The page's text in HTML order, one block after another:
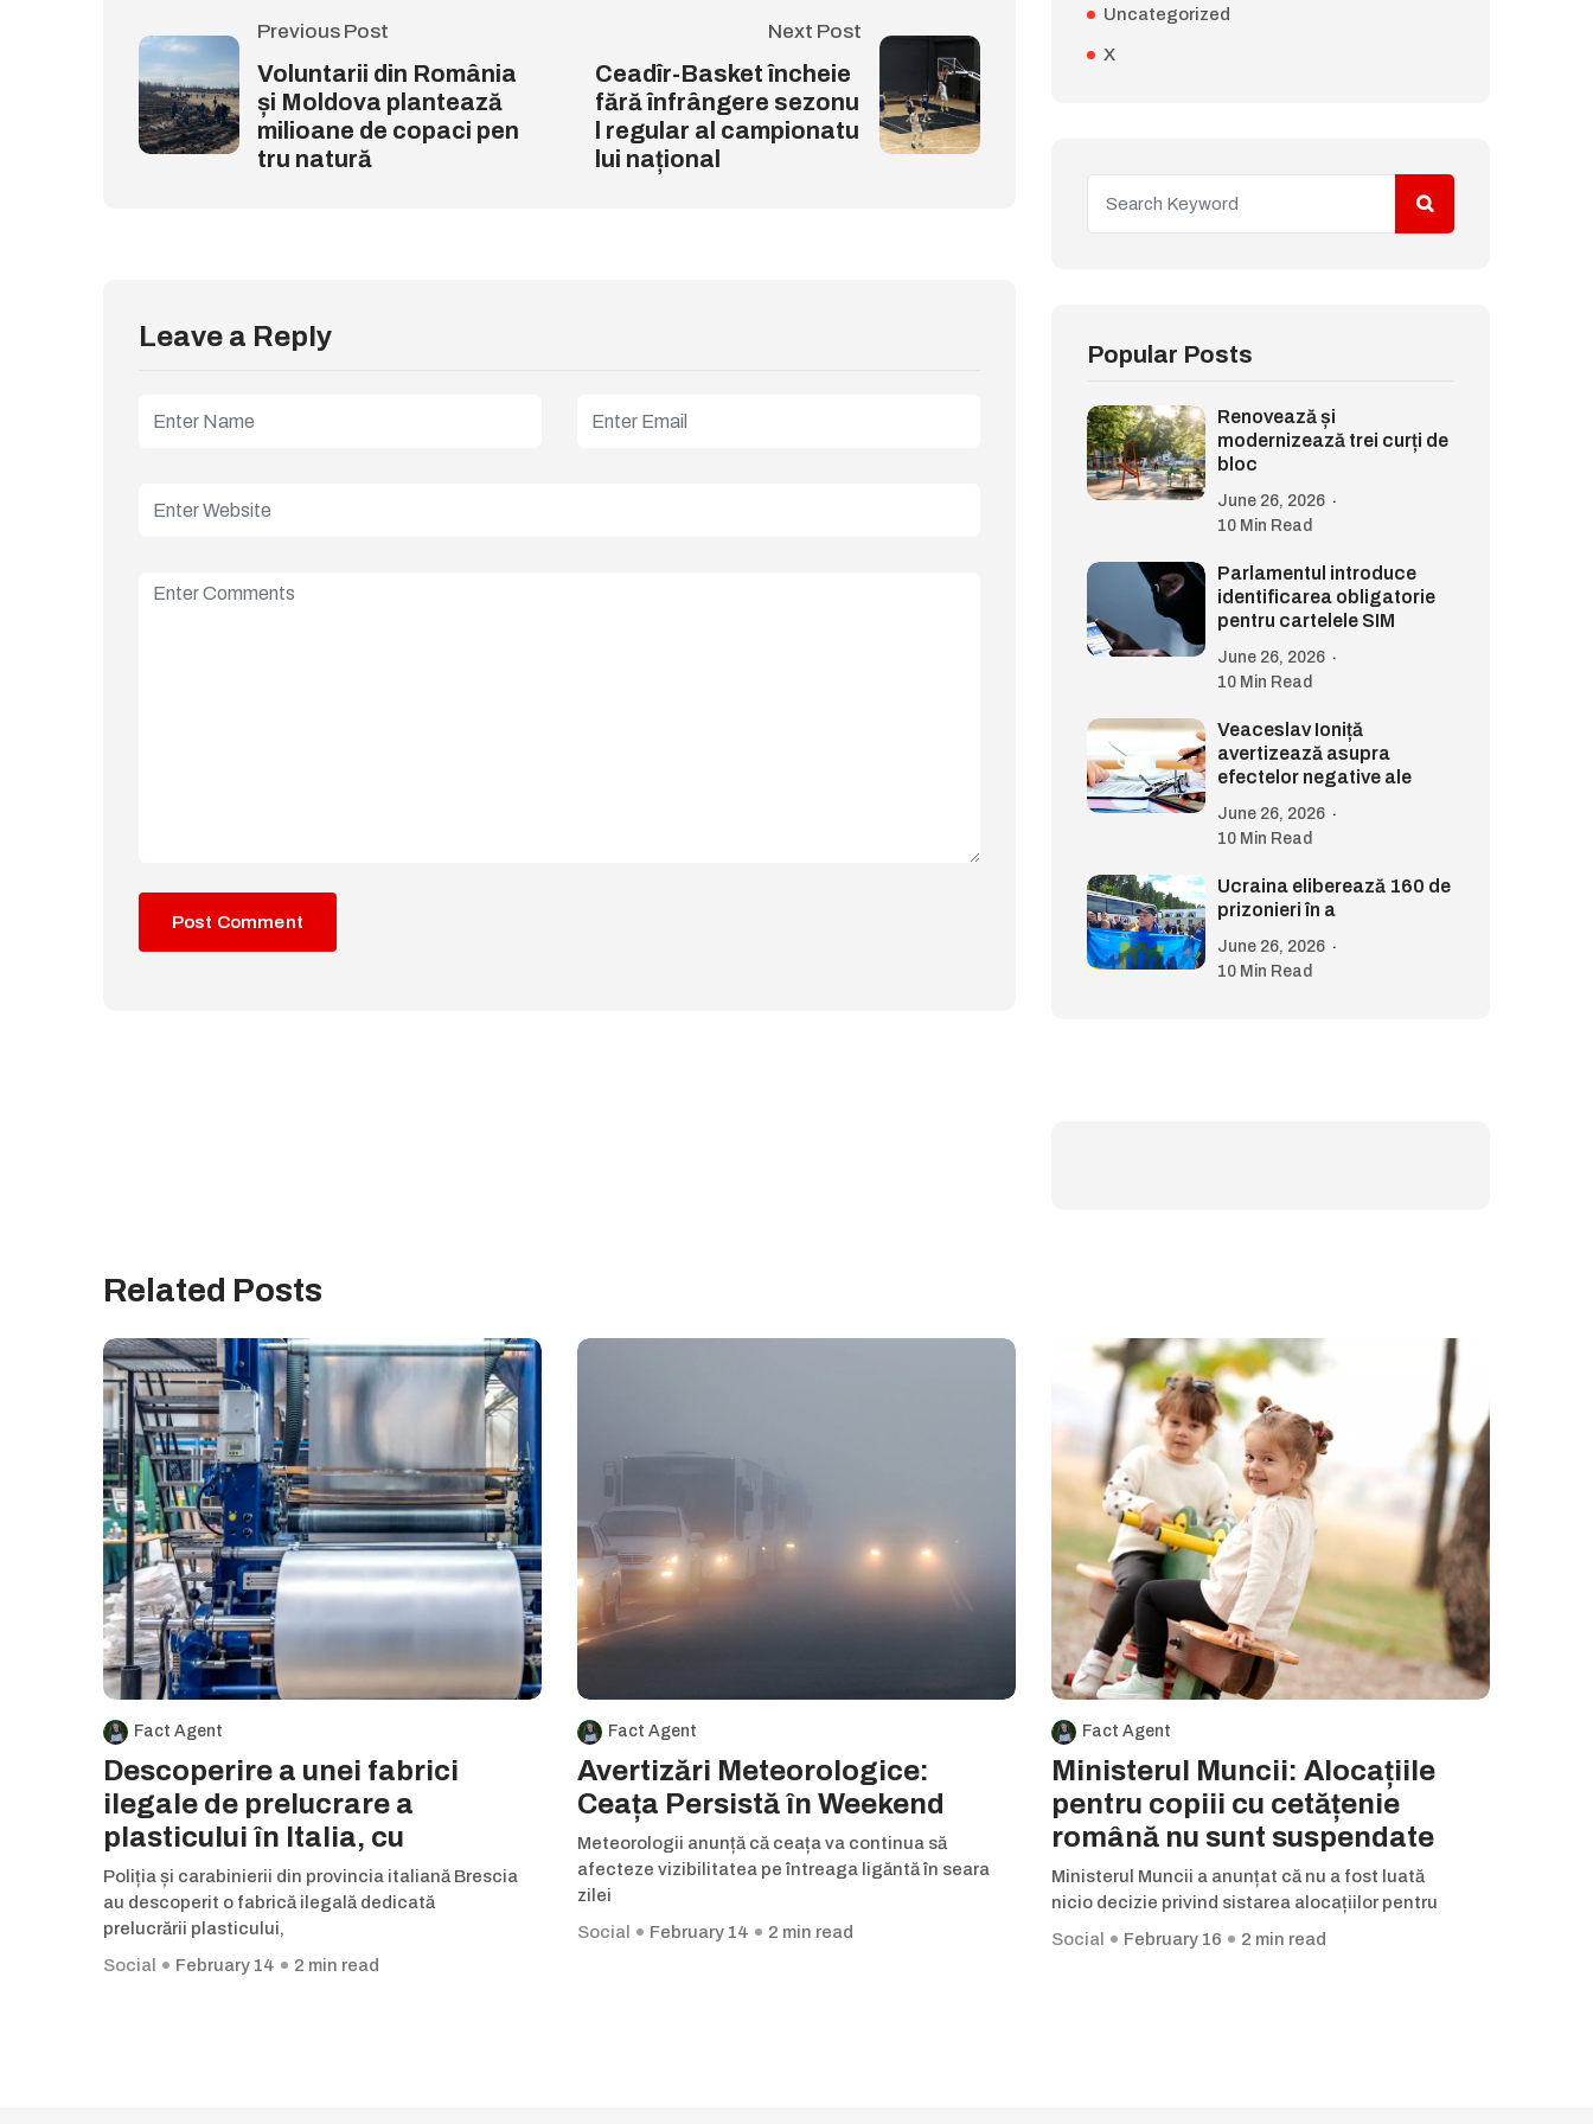
Previous Post
Voluntarii din România
și Moldova plantează
milioane de copaci pen
tru natură
Next Post
Ceadîr-Basket încheie
fără înfrângere sezonu
l regular al campionatu
lui național
Leave a Reply
Uncategorized
X
Popular Posts
Renovează și
modernizează trei curți de
bloc
June 26, 2026
10 Min Read
Parlamentul introduce
identificarea obligatorie
pentru cartelele SIM
June 26, 2026
10 Min Read
Veaceslav Ioniță
avertizează asupra
efectelor negative ale
June 26, 2026
10 Min Read
Ucraina eliberează 160 de
prizonieri în a
June 26, 2026
10 Min Read
Related Posts
Fact Agent
Descoperire a unei fabrici
ilegale de prelucrare a
plasticului în Italia, cu
Poliția și carabinierii din provincia italiană Brescia
au descoperit o fabrică ilegală dedicată
prelucrării plasticului,
Social
February 14 2 min read
Fact Agent
Avertizări Meteorologice:
Ceața Persistă în Weekend
Meteorologii anunță că ceața va continua să
afecteze vizibilitatea pe întreaga ligăntă în seara
zilei
Social
February 14 2 min read
Fact Agent
Ministerul Muncii: Alocațiile
pentru copiii cu cetățenie
română nu sunt suspendate
Ministerul Muncii a anunțat că nu a fost luată
nicio decizie privind sistarea alocațiilor pentru
Social
February 16 2 min read